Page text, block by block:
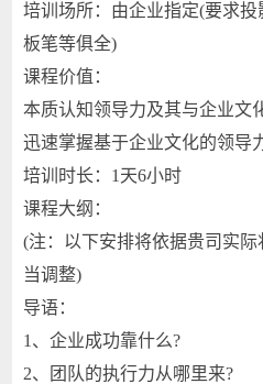
培训场所：由企业指定(要求
板笔等俱全)
课程价值：
本质认知领导力及其与企业文
迅速掌握基于企业文化的领导
培训时长：1天6小时
课程大纲：
(注：以下安排将依据贵司实
当调整)
导语：
1、企业成功靠什么?
2、团队的执行力从哪里来?